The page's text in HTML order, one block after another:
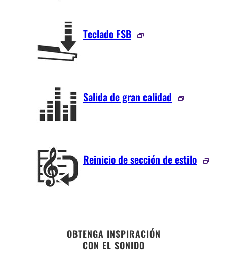
Teclado FSB
Salida de gran calidad
Reinicio de sección de estilo
OBTENGA INSPIRACIÓN
CON EL SONIDO